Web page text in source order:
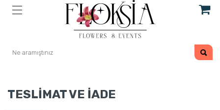
TESLIMAT VE İADE